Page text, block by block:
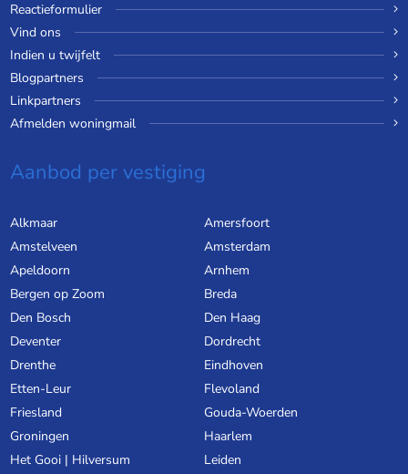
Reactieformulier
Vind ons
Indien u twijfelt
Blogpartners
Linkpartners
Afmelden woningmail
Aanbod per vestiging
Alkmaar
Amersfoort
Amstelveen
Amsterdam
Apeldoorn
Arnhem
Bergen op Zoom
Breda
Den Bosch
Den Haag
Deventer
Dordrecht
Drenthe
Eindhoven
Etten-Leur
Flevoland
Friesland
Gouda-Woerden
Groningen
Haarlem
Het Gooi | Hilversum
Leiden